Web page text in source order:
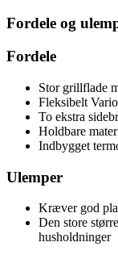
Fordele og
Fordele
Stor grillflade
Fleksibelt
To ekstra
Holdbare
Indbygget
Ulemper
Kræver god
Den store
husholdninger